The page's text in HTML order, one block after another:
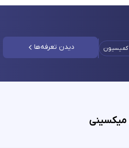
دیدن تعرفه‌ها
میکسینی